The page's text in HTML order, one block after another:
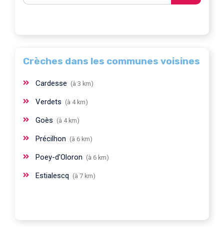
Crèches dans les communes voisines
Cardesse (à 3 km)
Verdets (à 4 km)
Goès (à 4 km)
Précilhon (à 6 km)
Poey-d'Oloron (à 6 km)
Estialescq (à 7 km)